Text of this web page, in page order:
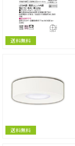
送料無料
送料無料